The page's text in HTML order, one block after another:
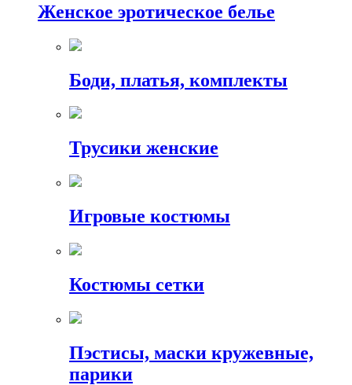
Женское эротическое белье
Боди, платья, комплекты
Трусики женские
Игровые костюмы
Костюмы сетки
Пэстисы, маски кружевные,
парики